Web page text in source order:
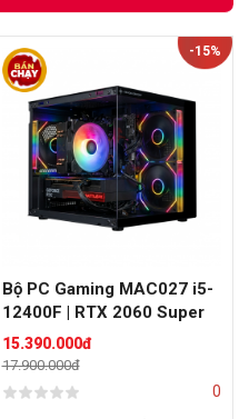
-15%
Bộ PC Gaming MAC027 i5-
12400F | RTX 2060 Super
8GB | RAM 16GB
15.390.000đ
17.900.000đ
0